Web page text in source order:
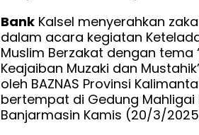
BankKalsel menyerahkan
dalam acara kegiatan
Muslim Berzakat dengan tema
Keajaiban Muzaki dan
oleh BAZNAS Provinsi
bertempat di Gedung Mahligai
Banjarmasin Kamis (20/3/